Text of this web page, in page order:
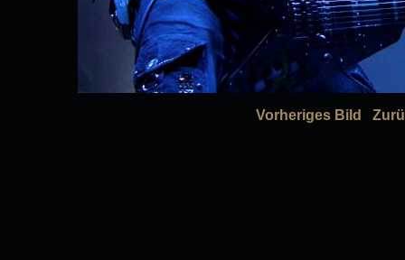
Vorheriges Bild